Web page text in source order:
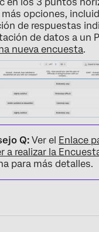
más opciones,
de respuestas
de datos a un
nueva encuesta.
Q: Ver el Enlace
a realizar la
para más detalles.